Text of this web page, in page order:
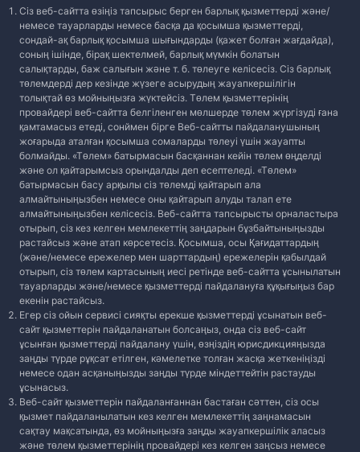
Сіз веб-сайтта өзіңіз тапсырыс берген барлық қызметтерді және/
немесе тауарларды немесе басқа да қосымша қызметтерді,
сондай-ақ барлық қосымша шығындарды (қажет болған жағдайда),
соның ішінде, бірақ шектелмей, барлық мүмкін болатын
салықтарды, баж салығын және т. б. төлеуге келісесіз. Сіз барлық
төлемдерді дер кезінде жүзеге асырудың жауапкершілігін
толықтай өз мойныңызға жүктейсіз. Төлем қызметтерінің
провайдері веб-сайтта белгіленген мөлшерде төлем жүргізуді ғана
қамтамасыз етеді, сонймен бірге Веб-сайтты пайдаланушының
жоғарыда аталған қосымша сомаларды төлеуі үшін жауапты
болмайды. «Төлем» батырмасын басқаннан кейін төлем өңделді
және ол қайтарымсыз орындалды деп есептеледі. «Төлем»
батырмасын басу арқылы сіз төлемді қайтарып ала
алмайтыныңызбен немесе оны қайтарып алуды талап ете
алмайтыныңызбен келісесіз. Веб-сайтта тапсырысты орналастыра
отырып, сіз кез келген мемлекеттің заңдарын бұзбайтыныңызды
растайсыз және атап көрсетесіз. Қосымша, осы Қағидаттардың
(және/немесе ережелер мен шарттардың) ережелерін қабылдай
отырып, сіз төлем картасының иесі ретінде веб-сайтта ұсынылатын
тауарларды және/немесе қызметтерді пайдалануға құқығыңыз бар
екенін растайсыз.
Егер сіз ойын сервисі сияқты ерекше қызметтерді ұсынатын веб-
сайт қызметтерін пайдаланатын болсаңыз, онда сіз веб-сайт
ұсынған қызметтерді пайдалану үшін, өзңіздің юрисдикцияңызда
заңды түрде рұқсат етілген, кәмелетке толған жасқа жеткеніңізді
немесе одан асқаныңызды заңды түрде міндеттейтін растауды
ұсынасыз.
Веб-сайт қызметтерін пайдаланғаннан бастаған сәттен, сіз осы
қызмет пайдаланылатын кез келген мемлекеттің заңнамасын
сақтау мақсатында, өз мойныңызға заңды жауапкершілік аласыз
және төлем қызметтерінің провайдері кез келген заңсыз немесе